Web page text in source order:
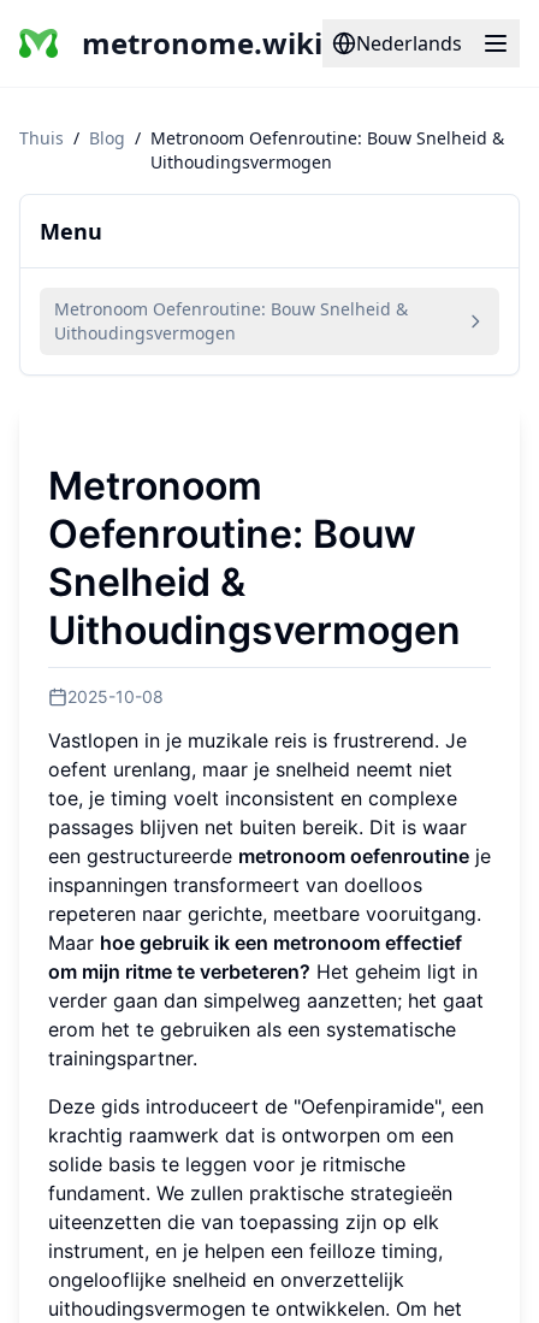
metronome.wiki Nederlands
Thuis / Blog / Metronoom Oefenroutine: Bouw Snelheid &
Uithoudingsvermogen
Menu
Metronoom Oefenroutine: Bouw Snelheid &
Uithoudingsvermogen
Metronoom
Oefenroutine: Bouw
Snelheid &
Uithoudingsvermogen
2025-10-08
Vastlopen in je muzikale reis is frustrerend. Je
oefent urenlang, maar je snelheid neemt niet
toe, je timing voelt inconsistent en complexe
passages blijven net buiten bereik. Dit is waar
een gestructureerde metronoom oefenroutine je
inspanningen transformeert van doelloos
repeteren naar gerichte, meetbare vooruitgang.
Maar hoe gebruik ik een metronoom effectief
om mijn ritme te verbeteren? Het geheim ligt in
verder gaan dan simpelweg aanzetten; het gaat
erom het te gebruiken als een systematische
trainingspartner.
Deze gids introduceert de "Oefenpiramide", een
krachtig raamwerk dat is ontworpen om een
solide basis te leggen voor je ritmische
fundament. We zullen praktische strategieën
uiteenzetten die van toepassing zijn op elk
instrument, en je helpen een feilloze timing,
ongelooflijke snelheid en onverzettelijk
uithoudingsvermogen te ontwikkelen. Om het